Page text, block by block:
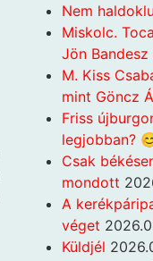
Nem
Miskolc.
Jön Bandesz
M. Kiss
mint Göncz
Friss
legjobban?
Csak
mondott
A
véget
Küldjél